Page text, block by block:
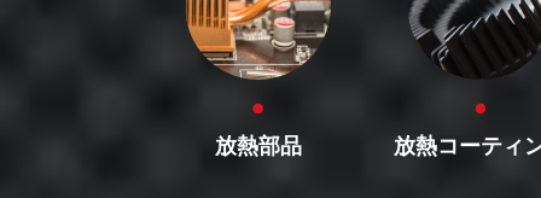
放熱部品 放熱コーティ